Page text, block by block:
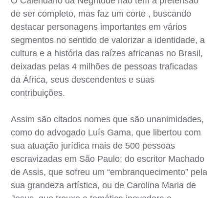
de ser completo, mas faz um corte , buscando
destacar personagens importantes em vários
segmentos no sentido de valorizar a identidade, a
cultura e a história das raízes africanas no Brasil,
deixadas pelas 4 milhões de pessoas traficadas
da África, seus descendentes e suas
contribuições.
Assim são citados nomes que são unanimidades,
como do advogado Luís Gama, que libertou com
sua atuação jurídica mais de 500 pessoas
escravizadas em São Paulo; do escritor Machado
de Assis, que sofreu um “embranquecimento” pela
sua grandeza artística, ou de Carolina Maria de